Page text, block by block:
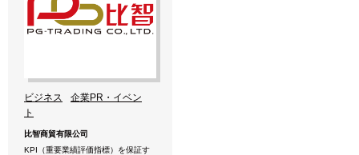
ビジネス
企業PR・イベン
ト
比智商貿有限公司
KPI（重要業績評価指標）を保証す